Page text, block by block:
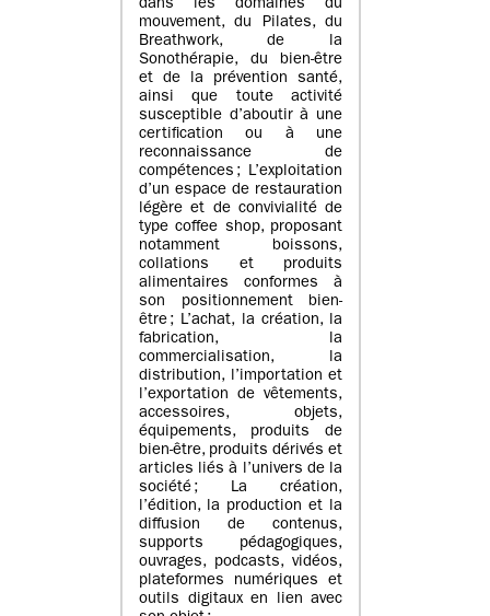
dans les domaines du
mouvement, du Pilates, du
Breathwork, de la
Sonothérapie, du bien-être
et de la prévention santé,
ainsi que toute activité
susceptible d’aboutir à une
certification ou à une
reconnaissance de
compétences ; L’exploitation
d’un espace de restauration
légère et de convivialité de
type coffee shop, proposant
notamment boissons,
collations et produits
alimentaires conformes à
son positionnement bien-
être ; L’achat, la création, la
fabrication, la
commercialisation, la
distribution, l’importation et
l’exportation de vêtements,
accessoires, objets,
équipements, produits de
bien-être, produits dérivés et
articles liés à l’univers de la
société ; La création,
l’édition, la production et la
diffusion de contenus,
supports pédagogiques,
ouvrages, podcasts, vidéos,
plateformes numériques et
outils digitaux en lien avec